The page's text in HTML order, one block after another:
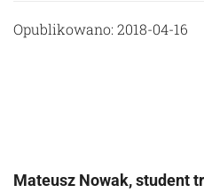
Opublikowano: 2018-04-16
Mateusz Nowak, student